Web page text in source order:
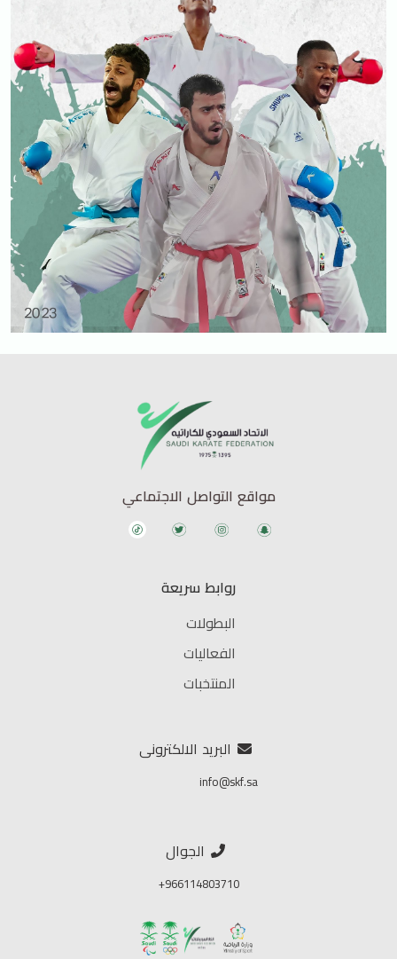
مواقع التواصل الاجتماعي
روابط سريعة
البطولات
الفعاليات
المنتخبات
البريد الالكترونى
info@skf.sa
الجوال
966114803710+